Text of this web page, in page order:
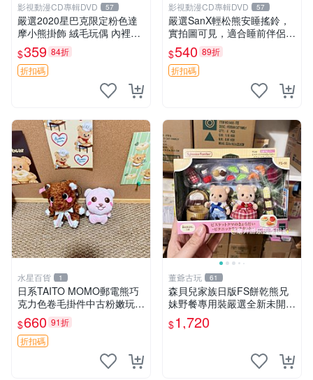
影視動漫CD專輯DVD 57
嚴選2020星巴克限定粉色達
摩小熊掛飾 絨毛玩偶 內裡小
熊 可愛 御用伴侶 默認微暇
售後自理 小熊掛飾 星巴克 限
量版
$359 84折
折扣碼
影視動漫CD專輯DVD 57
嚴選SanX輕松熊安睡搖鈴，
實拍圖可見，適合睡前伴侶，
Picks安撫好物 0325 懸吊 電
腦
$540 89折
折扣碼
水星百貨 1
日系TAITO MOMO郵電熊巧
克力色卷毛掛件中古粉嫩玩偶
微瑕推薦 postpet momo 郵
電熊 中古玩偶
$660 91折
折扣碼
董爺古玩 61
森貝兒家族日版FS餅乾熊兄
妹野餐專用裝嚴選全新未開
封，包含兩組大童款紙盒裝，
適合收藏與分享。 餅乾熊兄
$1,720